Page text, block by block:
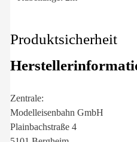
Produktsicherheit
Zentrale:
Modelleisenbahn GmbH
Plainbachstraße 4